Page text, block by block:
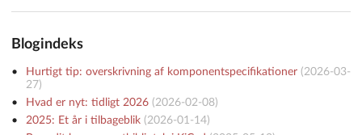
Blogindeks
Hurtigt tip: overskrivning af komponentspecifikationer(2026-03-
27)
Hvad er nyt: tidligt 2026(2026-02-08)
2025: Et år i tilbageblik(2026-01-14)